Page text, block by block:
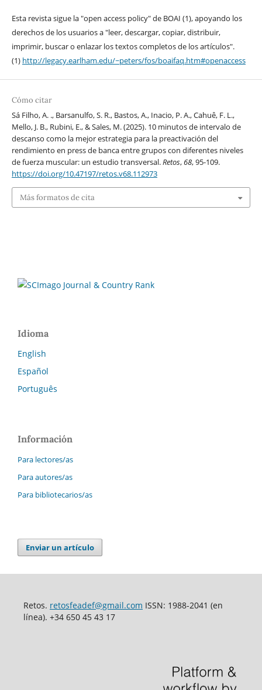
Esta revista sigue la "open access policy" de BOAI (1), apoyando los
derechos de los usuarios a "leer, descargar, copiar, distribuir,
imprimir, buscar o enlazar los textos completos de los artículos".
(1) http://legacy.earlham.edu/~peters/fos/boaifaq.htm#openaccess
Cómo citar
Sá Filho, A. ., Barsanulfo, S. R., Bastos, A., Inacio, P. A., Cahuê, F. L.,
Mello, J. B., Rubini, E., & Sales, M. (2025). 10 minutos de intervalo de
descanso como la mejor estrategia para la preactivación del
rendimiento en press de banca entre grupos con diferentes niveles
de fuerza muscular: un estudio transversal.Retos,68, 95-109.
https://doi.org/10.47197/retos.v68.112973
Más formatos de cita
Idioma
English
Español
Português
Información
Para lectores/as
Para autores/as
Para bibliotecarios/as
Enviar un artículo
Retos. retosfeadef@gmail.com ISSN: 1988-2041 (en
línea). +34 650 45 43 17